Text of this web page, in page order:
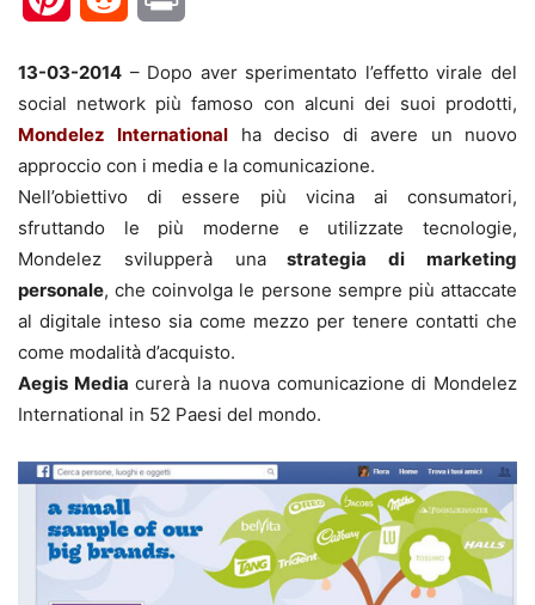
13-03-2014 – Dopo aver sperimentato l’effetto virale del
social network più famoso con alcuni dei suoi prodotti,
Mondelez
International ha deciso di avere un nuovo
approccio con i media e la comunicazione.
Nell’obiettivo di essere più vicina ai consumatori,
sfruttando le più moderne e utilizzate tecnologie,
Mondelez svilupperà unastrategia di marketing
personale, che coinvolga le persone sempre più attaccate
al digitale inteso sia come mezzo per tenere contatti che
come modalità d’acquisto.
Aegis Media curerà la nuova comunicazione di Mondelez
International in 52 Paesi del mondo.